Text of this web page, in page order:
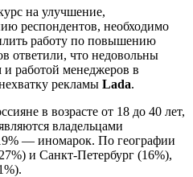
на улучшение,
респондентов, необходимо
работу по повышению
ответили, что недовольны
работой менеджеров в
рекламы Lada.
в возрасте от 18 до 40 лет,
владельцами
— иномарок. По географии
и Санкт-Петербург (16%),